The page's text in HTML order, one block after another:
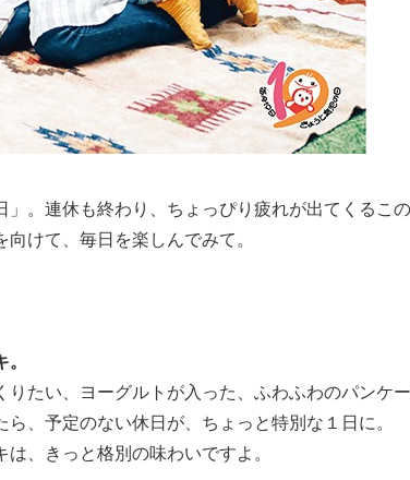
」。連休も終わり、ちょっぴり疲れが出てくるこの
けて、毎日を楽しんでみて。
たい、ヨーグルトが入った、ふわふわのパンケー
、予定のない休日が、ちょっと特別な１日に。
、きっと格別の味わいですよ。